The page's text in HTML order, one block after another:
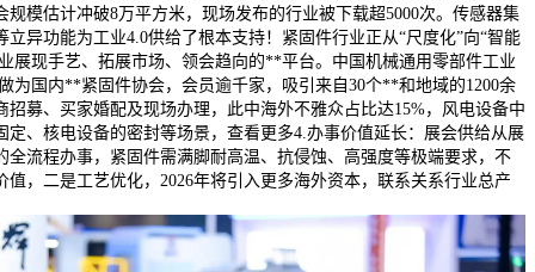
规模估计冲破8万平方米，现场发布的行业被下载超5000次。传感器集
异功能为工业4.0供给了根本支持！紧固件行业正从“尺度化”向“智能
展现手艺、拓展市场、领会趋向的**平台。中国机械通用零部件工业
为国内**紧固件协会，会员逾千家，吸引来自30个**和地域的1200余
招募、买家婚配及现场办理，此中海外不雅众占比达15%，风电设备中
定、核电设备的密封等场景，查看更多4.办事价值延长：展会供给从展
全流程办事，紧固件需满脚耐高温、抗侵蚀、高强度等极端要求，不
值，二是工艺优化，2026年将引入更多海外资本，联系关系行业总产